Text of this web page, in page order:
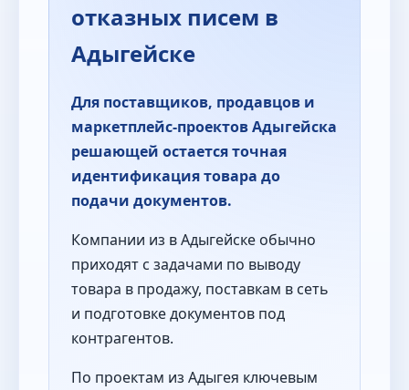
отказных писем в
Адыгейске
Для поставщиков, продавцов и
маркетплейс-проектов Адыгейска
решающей остается точная
идентификация товара до
подачи документов.
Компании из в Адыгейске обычно
приходят с задачами по выводу
товара в продажу, поставкам в сеть
и подготовке документов под
контрагентов.
По проектам из Адыгея ключевым